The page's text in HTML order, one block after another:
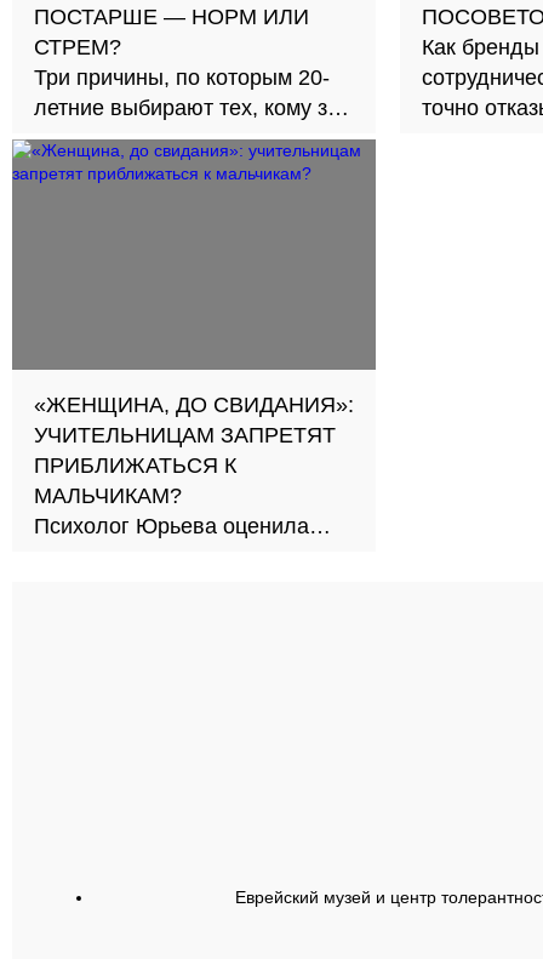
ПОСТАРШЕ — НОРМ ИЛИ
СТРЕМ?
Три причины, по которым 20-
летние выбирают тех, кому за
30
Как
точно
«ЖЕНЩИНА, ДО СВИДАНИЯ»:
УЧИТЕЛЬНИЦАМ ЗАПРЕТЯТ
ПРИБЛИЖАТЬСЯ К
МАЛЬЧИКАМ?
Психолог Юрьева оценила
Еврейский музей и центр